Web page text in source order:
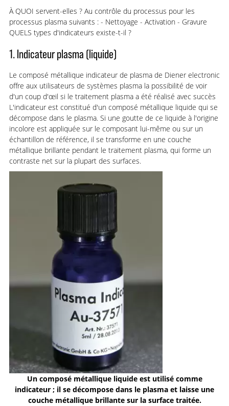
À QUOI servent-elles ? Au contrôle du processus pour les
processus plasma suivants : - Nettoyage - Activation - Gravure
QUELS types d'indicateurs existe-t-il ?
1. Indicateur plasma (liquide)
Le composé métallique indicateur de plasma de Diener electronic
offre aux utilisateurs de systèmes plasma la possibilité de voir
d'un coup d'œil si le traitement plasma a été réalisé avec succès
L'indicateur est constitué d'un composé métallique liquide qui se
décompose dans le plasma. Si une goutte de ce liquide à l'origine
incolore est appliquée sur le composant lui-même ou sur un
échantillon de référence, il se transforme en une couche
métallique brillante pendant le traitement plasma, qui forme un
contraste net sur la plupart des surfaces.
Un composé métallique liquide est utilisé comme
indicateur ; il se décompose dans le plasma et laisse une
couche métallique brillante sur la surface traitée.